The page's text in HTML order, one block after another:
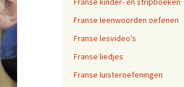
Franse leenwoorden oefenen
Franse lesvideo's
Franse liedjes
Franse luisteroefeningen